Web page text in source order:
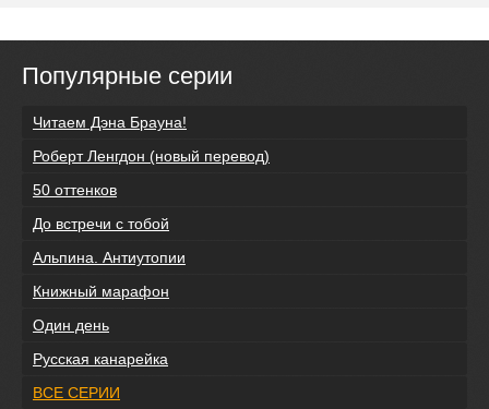
Популярные серии
Читаем Дэна Брауна!
Роберт Ленгдон (новый перевод)
50 оттенков
До встречи с тобой
Альпина. Антиутопии
Книжный марафон
Один день
Русская канарейка
ВСЕ СЕРИИ